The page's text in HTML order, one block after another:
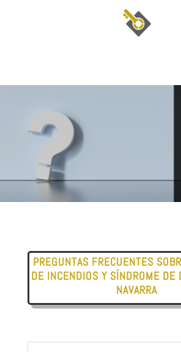
PREGUNTAS FRECUENTES
DE INCENDIOS Y SÍNDROME DE
NAVARRA